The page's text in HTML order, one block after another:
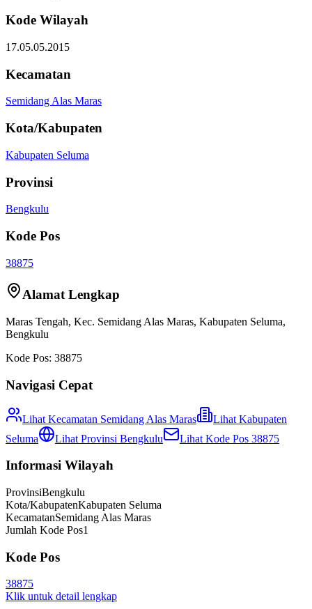
Kode Wilayah
17.05.05.2015
Kecamatan
Semidang Alas Maras
Kota/Kabupaten
Kabupaten Seluma
Provinsi
Bengkulu
Kode Pos
38875
Alamat Lengkap
Maras Tengah, Kec. Semidang Alas Maras, Kabupaten Seluma,
Bengkulu
Kode Pos: 38875
Navigasi Cepat
Lihat Kecamatan Semidang Alas Maras Lihat Kabupaten
Seluma
Lihat Provinsi Bengkulu Lihat Kode Pos 38875
Informasi Wilayah
ProvinsiBengkulu
Kota/KabupatenKabupaten Seluma
KecamatanSemidang Alas Maras
Jumlah Kode Pos1
Kode Pos
38875
Klik untuk detail lengkap